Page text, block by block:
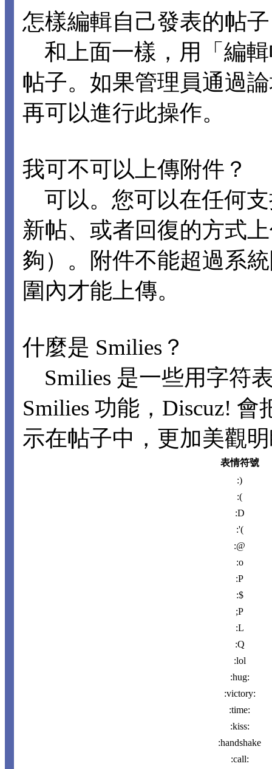
怎樣編輯自己發表的帖
和上面一樣，用「編
帖子。如果管理員通過
再可以進行此操作。
我可不可以上傳附件？
可以。您可以在任何
新帖、或者回復的方式
夠）。附件不能超過系
圍內才能上傳。
什麼是 Smilies？
Smilies 是一些用字符
Smilies 功能，Discuz!
示在帖子中，更加美觀
表情符號
:)
:(
:D
:'(
:@
:o
:P
:$
;P
:L
:Q
:lol
:hug:
:victory:
:time:
:kiss:
:handshake
:call: